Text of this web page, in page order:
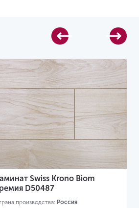
Swiss Krono Biom
D50487
производства: Россия